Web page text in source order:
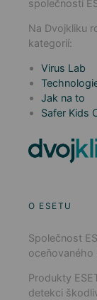
společnosti
Na Dvojkliku
kategorií:
Virus Lab
Jak na to
Safer Kids
O ESETU
Společnost
Produkty
detekci